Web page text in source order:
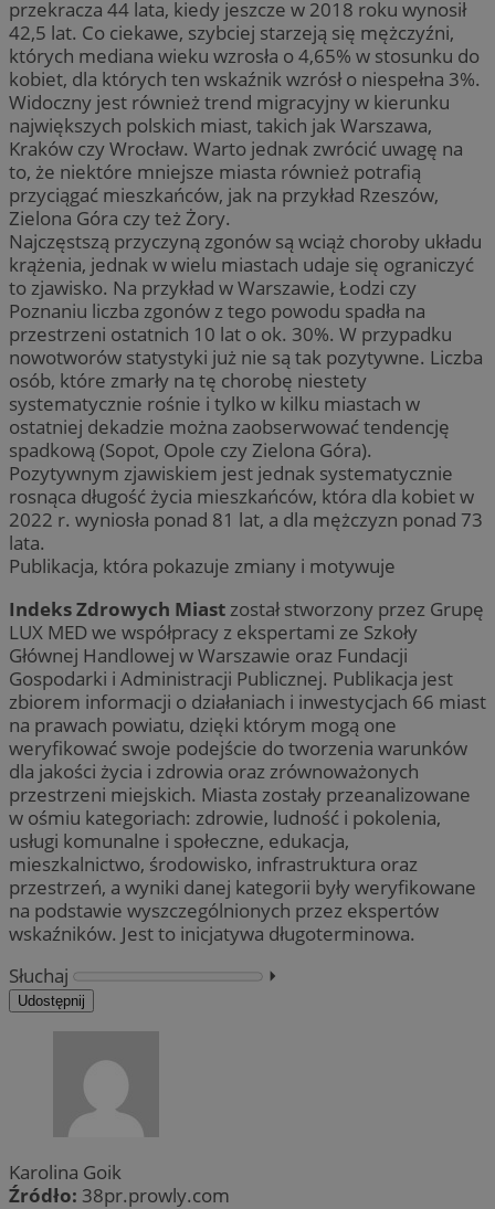
przekracza 44 lata, kiedy jeszcze w 2018 roku wynosił
42,5 lat. Co ciekawe, szybciej starzeją się mężczyźni,
których mediana wieku wzrosła o 4,65% w stosunku do
kobiet, dla których ten wskaźnik wzrósł o niespełna 3%.
Widoczny jest również trend migracyjny w kierunku
największych polskich miast, takich jak Warszawa,
Kraków czy Wrocław. Warto jednak zwrócić uwagę na
to, że niektóre mniejsze miasta również potrafią
przyciągać mieszkańców, jak na przykład Rzeszów,
Zielona Góra czy też Żory. ​
Najczęstszą przyczyną zgonów są wciąż choroby układu
krążenia, jednak w wielu miastach udaje się ograniczyć
to zjawisko. Na przykład w Warszawie, Łodzi czy
Poznaniu liczba zgonów z tego powodu spadła na
przestrzeni ostatnich 10 lat o ok. 30%. W przypadku
nowotworów statystyki już nie są tak pozytywne. Liczba
osób, które zmarły na tę chorobę niestety
systematycznie rośnie i tylko w kilku miastach w
ostatniej dekadzie można zaobserwować tendencję
spadkową (Sopot, Opole czy Zielona Góra).
Pozytywnym zjawiskiem jest jednak systematycznie
rosnąca długość życia mieszkańców, która dla kobiet w
2022 r. wyniosła ponad 81 lat, a dla mężczyzn ponad 73
lata.
Publikacja, która pokazuje zmiany i motywuje
Indeks Zdrowych Miast został stworzony przez Grupę
LUX MED we współpracy z ekspertami ze Szkoły
Głównej Handlowej w Warszawie oraz Fundacji
Gospodarki i Administracji Publicznej. Publikacja jest
zbiorem informacji o działaniach i inwestycjach 66 miast
na prawach powiatu, dzięki którym mogą one
weryfikować swoje podejście do tworzenia warunków
dla jakości życia i zdrowia oraz zrównoważonych
przestrzeni miejskich. Miasta zostały przeanalizowane
w ośmiu kategoriach: zdrowie, ludność i pokolenia,
usługi komunalne i społeczne, edukacja,
mieszkalnictwo, środowisko, infrastruktura oraz
przestrzeń, a wyniki danej kategorii były weryfikowane
na podstawie wyszczególnionych przez ekspertów
wskaźników. Jest to inicjatywa długoterminowa.
Słuchaj
⏵︎
Udostępnij
Karolina Goik
Źródło: 38pr.prowly.com